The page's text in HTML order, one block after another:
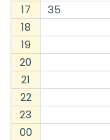
17
35
18
19
20
21
22
23
00